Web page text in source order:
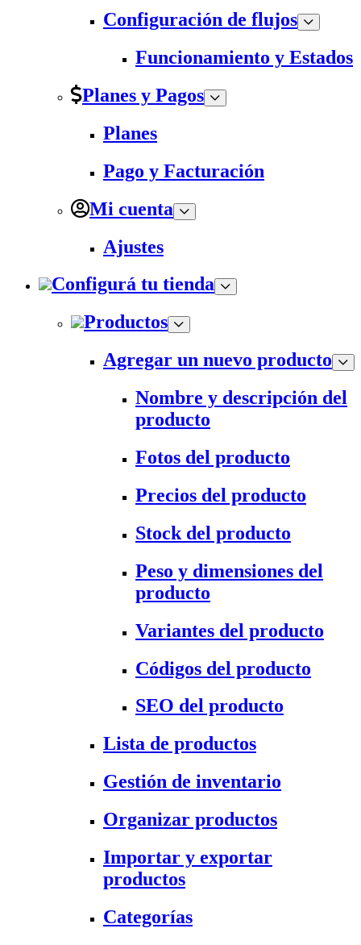
Configuración de flujos
Funcionamiento y Estados
Planes y Pagos
Planes
Pago y Facturación
Mi cuenta
Ajustes
Configurá tu tienda
Productos
Agregar un nuevo producto
Nombre y descripción del
producto
Fotos del producto
Precios del producto
Stock del producto
Peso y dimensiones del
producto
Variantes del producto
Códigos del producto
SEO del producto
Lista de productos
Gestión de inventario
Organizar productos
Importar y exportar
productos
Categorías